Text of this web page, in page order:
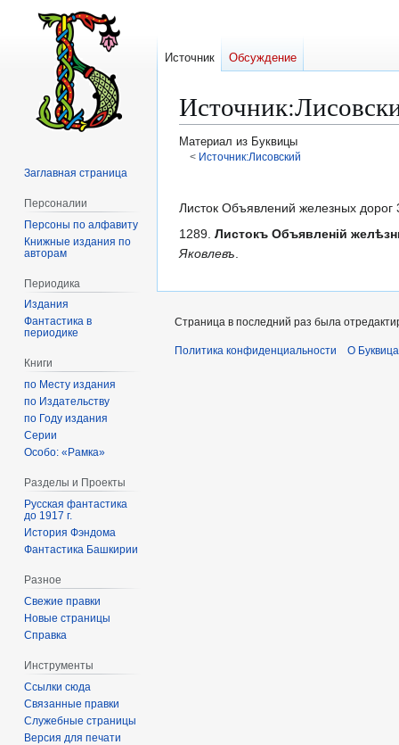
Источник:
Материал из Буквицы
< Источник:Лисовский
к
навигации
к
поиску
Листок Объявлений железных дорог
1289. Листокъ Объявленій
Яковлевъ
Источник Обсуждение
Заглавная страница
Персоналии
Персоны по алфавиту
Книжные издания по
авторам
Периодика
Издания
Фантастика в
периодике
Книги
по Месту издания
по Издательству
по Году издания
Серии
Особо: «Рамка»
Разделы и Проекты
Русская фантастика
до 1917 г.
История Фэндома
Фантастика Башкирии
Разное
Свежие правки
Новые страницы
Справка
Инструменты
Ссылки сюда
Связанные правки
Служебные страницы
Версия для печати
Страница в последний раз была
Политика конфиденциальности О Буквица